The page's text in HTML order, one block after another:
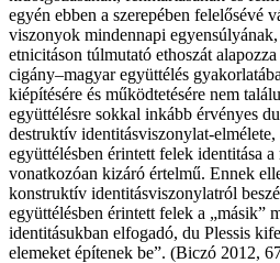
egyén ebben a szerepében felelősévé
viszonyok mindennapi
etnicitáson túlmutató ethoszát
cigány–magyar együttélés
kiépítésére és működtetésére nem
együttélésre sokkal inkább érvényes
destruktív identitásviszonylat-
együttélésben érintett felek identitása a
vonatkozóan kizáró értelmű. Ennek
konstruktív identitásviszonylatról
együttélésben érintett felek a „másik”
identitásukban elfogadó, du Plessis
elemeket építenek be”. (Biczó 2012,